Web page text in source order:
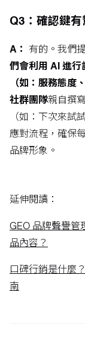
Q3：確認鍵
A： 有的。我們
們會利用 AI 進行
（如：服務態度
社群團隊親自撰
（如：下次來試
應對流程，確保
品牌形象。
延伸閱讀：
GEO 品牌聲譽管
品內容？
口碑行銷是什麼
南